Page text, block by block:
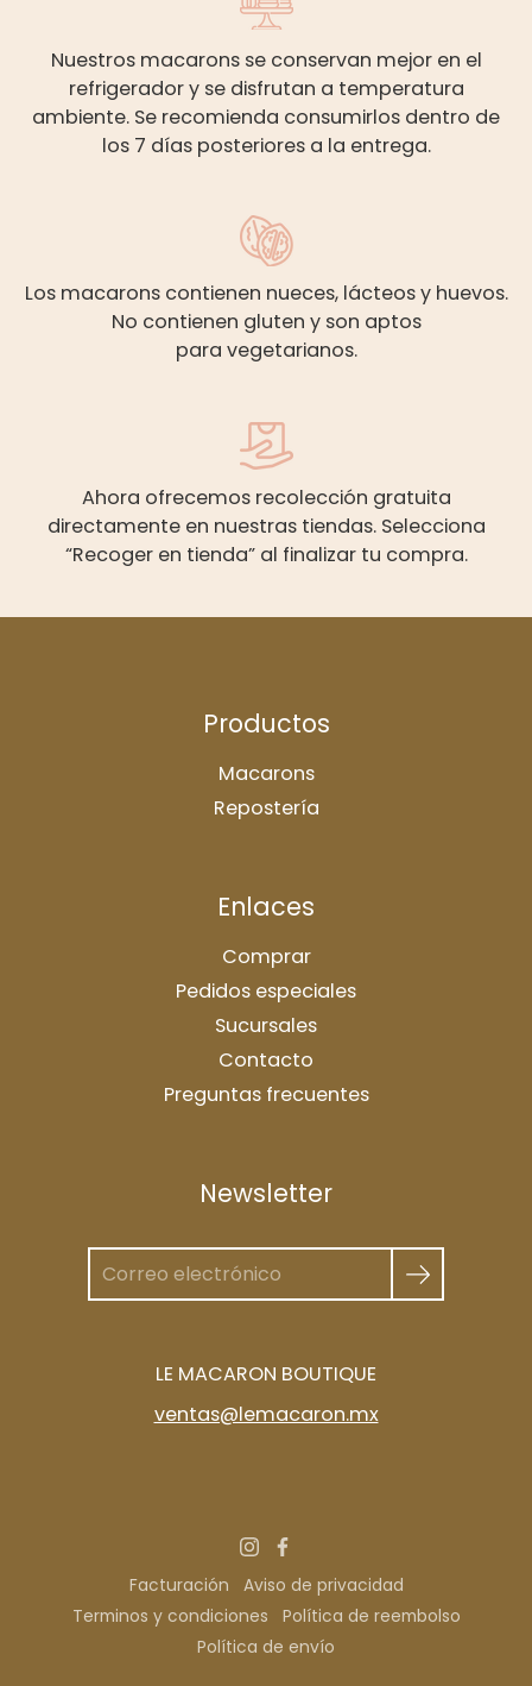
Nuestros macarons se conservan mejor en el
refrigerador y se disfrutan a temperatura
ambiente. Se recomienda consumirlos dentro de
los 7 días posteriores a la entrega.
Los macarons contienen nueces, lácteos y huevos.
No contienen gluten y son aptos
para vegetarianos.
Ahora ofrecemos recolección gratuita
directamente en nuestras tiendas. Selecciona
“Recoger en tienda” al finalizar tu compra.
Productos
Macarons
Repostería
Enlaces
Comprar
Pedidos especiales
Sucursales
Contacto
Preguntas frecuentes
Newsletter
LE MACARON BOUTIQUE
ventas@lemacaron.mx
Facturación
Aviso de privacidad
Terminos y condiciones
Política de reembolso
Política de envío